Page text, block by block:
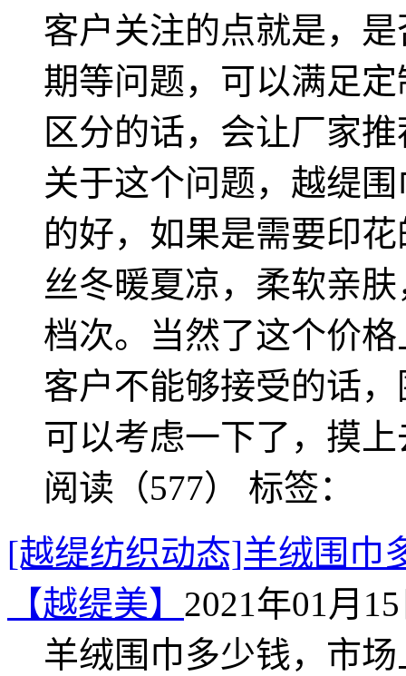
客户关注的点就是，
期等问题，可以满足
区分的话，会让厂家
关于这个问题，越缇
的好，如果是需要印
丝冬暖夏凉，柔软亲
档次。当然了这个价
客户不能够接受的话
可以考虑一下了，摸
阅读（577） 标签：
[越缇纺织动态]羊绒围巾
【越缇美】 2021年01月
羊绒围巾多少钱，市